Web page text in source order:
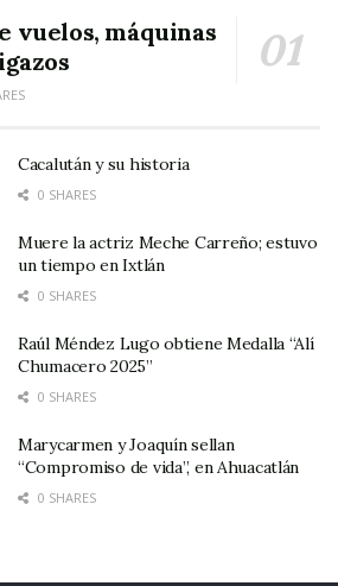
vuelos, máquinas
Cacalután y su historia
0 SHARES
Muere la actriz Meche Carreño; estuvo
un tiempo en Ixtlán
0 SHARES
Raúl Méndez Lugo obtiene Medalla “Alí
Chumacero 2025”
0 SHARES
Marycarmen y Joaquín sellan
“Compromiso de vida”, en Ahuacatlán
0 SHARES